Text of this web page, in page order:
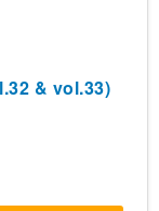
& vol.33)